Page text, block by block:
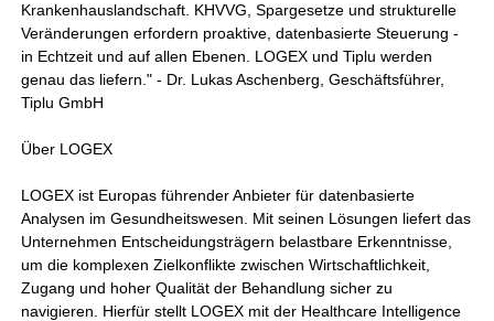
Krankenhauslandschaft. KHVVG, Spargesetze und strukturelle
Veränderungen erfordern proaktive, datenbasierte Steuerung -
in Echtzeit und auf allen Ebenen. LOGEX und Tiplu werden
genau das liefern." - Dr. Lukas Aschenberg, Geschäftsführer,
Tiplu GmbH
Über LOGEX
LOGEX ist Europas führender Anbieter für datenbasierte
Analysen im Gesundheitswesen. Mit seinen Lösungen liefert das
Unternehmen Entscheidungsträgern belastbare Erkenntnisse,
um die komplexen Zielkonflikte zwischen Wirtschaftlichkeit,
Zugang und hoher Qualität der Behandlung sicher zu
navigieren. Hierfür stellt LOGEX mit der Healthcare Intelligence